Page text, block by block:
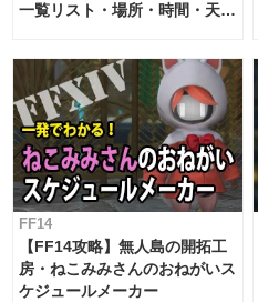
一覧リスト・場所・時間・天
FF14
【FF14攻略】無人島の開拓工
房・ねこみみさんのおねがいス
ケジュールメーカー